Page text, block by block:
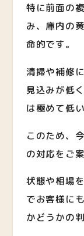
特に前面の
み、庫内の
命的です。
清掃や補修
見込みが低
は極めて低
このため、
の対応をご
状態や相場
でお客様に
かどうかの